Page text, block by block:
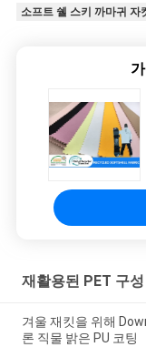
소프트 쉘 스키 까마귀 자
재활용된 PET 구성
겨울 재킷을 위해
론 직물 밝은 PU 코팅